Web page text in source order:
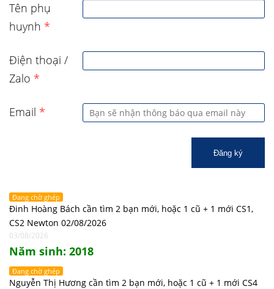
Tên phụ
huynh *
Điện thoại /
Zalo *
Email *
Đăng ký
Đang chờ ghép
Đinh Hoàng Bách cần tìm 2 bạn mới, hoặc 1 cũ + 1 mới CS1,
CS2 Newton 02/08/2026
03/08/2026
Năm sinh: 2018
Đang chờ ghép
Nguyễn Thị Hương cần tìm 2 bạn mới, hoặc 1 cũ + 1 mới CS4